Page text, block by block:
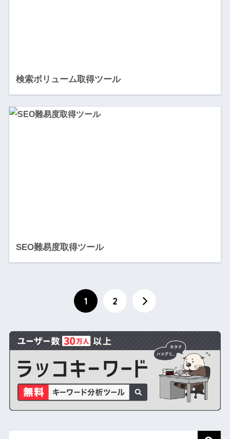
検索ボリューム取得ツール
SEO難易度取得ツール
1 2